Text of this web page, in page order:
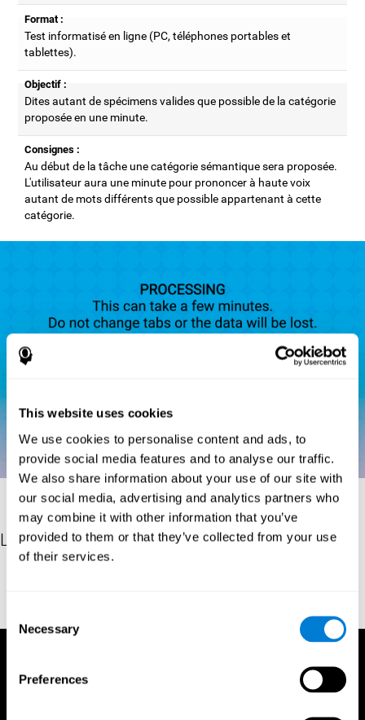
This website uses cookies
We use cookies to personalise content and ads, to
provide social media features and to analyse our traffic.
We also share information about your use of our site with
our social media, advertising and analytics partners who
may combine it with other information that you’ve
provided to them or that they’ve collected from your use
of their services.
Selection
Necessary
Preferences
Format :
Test informatisé en ligne (PC, téléphones portables et
tablettes).
Objectif :
Dites autant de spécimens valides que possible de la catégorie
proposée en une minute.
Consignes :
Au début de la tâche une catégorie sémantique sera proposée.
L'utilisateur aura une minute pour prononcer à haute voix
autant de mots différents que possible appartenant à cette
catégorie.
Les références